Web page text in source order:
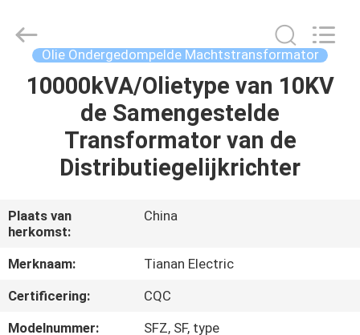
HUIS
PRODUCTEN
SHOW
ONGEVEER
ONS
Co.,Ltd..
Reserved.
Olie Ondergedompelde Machtstransformator
10000kVA/Olietype van 10KV
de Samengestelde
Transformator van de
Distributiegelijkrichter
Plaats van
herkomst:
China
Merknaam:
Tianan Electric
Certificering:
CQC
Modelnummer:
SFZ, SF, type